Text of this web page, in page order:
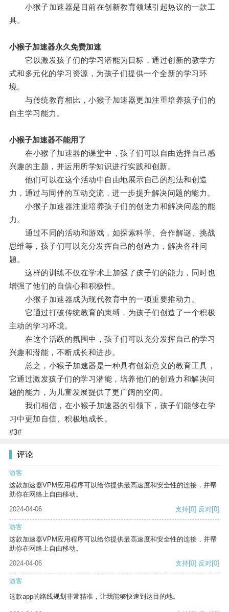
小猴子加速器是目前在创新教育领域引起热议的一款工
具。
小猴子加速器永久免费加速
它以激发孩子们的学习潜能为目标，通过创新的教学方
式和多元化的学习资源，为孩子们提供一个全新的学习环
境。
与传统教育相比，小猴子加速器更加注重培养孩子们的
自主学习能力。
小猴子加速器不能用了
在小猴子加速器的课堂中，孩子们可以自由选择自己感
兴趣的主题，并运用所学知识进行实践和创新。
他们可以在这个活动中自由地展示自己的想法和创造
力，通过与同伴的互动交流，进一步提升解决问题的能力。
小猴子加速器注重培养孩子们的创造力和解决问题的能
力。
通过不同的活动和游戏，如探索科学、合作解谜、挑战
思维等，孩子们可以充分发挥自己的创造力，解决各种问
题。
这样的训练不仅在学术上加强了孩子们的能力，同时也
增强了他们的自信心和积极性。
小猴子加速器成为现代教育中的一项重要推动力。
它通过打破传统教育的束缚，为孩子们创造了一个积极
主动的学习环境。
在这个活跃的氛围中，孩子们可以充分发挥自己的学习
兴趣和潜能，不断成长和进步。
总之，小猴子加速器是一种具有创新意义的教育工具，
它通过激发孩子们的学习潜能，培养他们的创造力和解决问
题的能力，为儿童发展提供了更广阔的空间。
我们相信，在小猴子加速器的引领下，孩子们能够在学
习中更加自信、积极地成长。
#3#
评论
游客
这款加速器VPM应用程序可以给你提供最高速度和安全性的连接，并帮
助你在网络上自由移动。
2024-04-06
支持[0] 反对[0]
游客
这款加速器VPM应用程序可以给你提供最高速度和安全性的连接，并帮
助你在网络上自由移动。
2024-04-06
支持[0] 反对[0]
游客
这款app的路线规划非常精准，让我能够快速到达目的地。